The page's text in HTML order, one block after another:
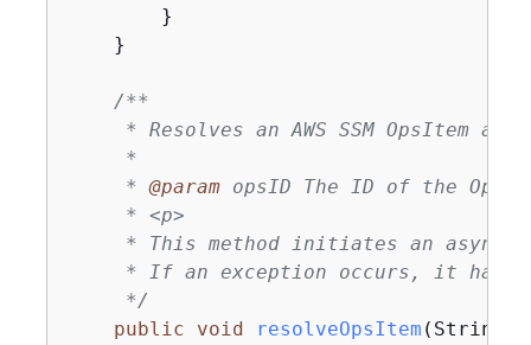
        }
    }
/**
* Resolves an AWS SSM OpsItem
     *
     *
@param opsID The ID of the
     * <p>
* This method initiates an
* If an exception occurs, it
     */
public
void resolveOpsItem (String